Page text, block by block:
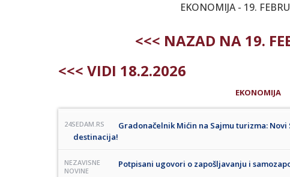
EKONOMIJA - 19.
<<< NAZAD NA 19.
<<< VIDI 18.2.2026
EKONOMIJA
24SEDAM.RS
Gradonačelnik Mićin na Sajmu turizma:
destinacija!
NEZAVISNE
NOVINE
Potpisani ugovori o zapošljavanju i